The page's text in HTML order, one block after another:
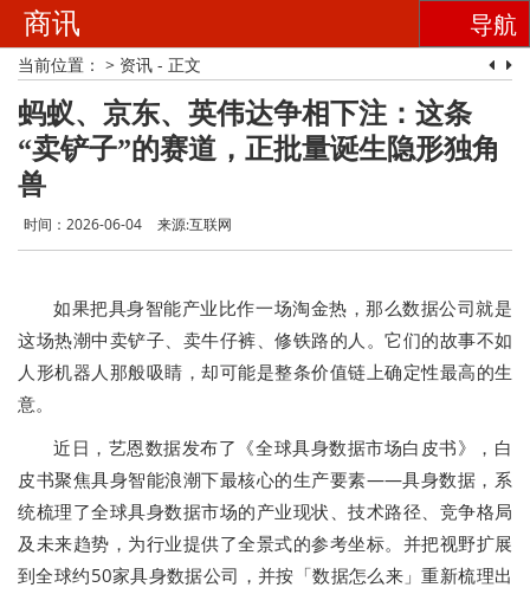
商讯 导航
当前位置： > 资讯 - 正文
蚂蚁、京东、英伟达争相下注：这条
“卖铲子”的赛道，正批量诞生隐形独角
兽
时间：2026-06-04 来源:互联网
如果把具身智能产业比作一场淘金热，那么数据公司就是
这场热潮中卖铲子、卖牛仔裤、修铁路的人。它们的故事不如
人形机器人那般吸睛，却可能是整条价值链上确定性最高的生
意。
近日，艺恩数据发布了《全球具身数据市场白皮书》，白
皮书聚焦具身智能浪潮下最核心的生产要素——具身数据，系
统梳理了全球具身数据市场的产业现状、技术路径、竞争格局
及未来趋势，为行业提供了全景式的参考坐标。并把视野扩展
到全球约50家具身数据公司，并按「数据怎么来」重新梳理出